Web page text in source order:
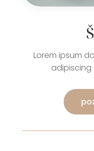
Lorem ipsum
adipiscing